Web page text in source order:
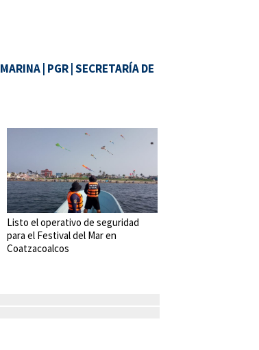
MARINA PGR SECRETARÍA DE
Listo el operativo de seguridad
para el Festival del Mar en
Coatzacoalcos